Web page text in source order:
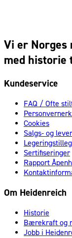
Vi er
med historie
Kundeservice
FAQ / Ofte
Cookies
Salgs- og
Sertifiseringer
Rapport
Om Heidenreich
Historie
Bærekraft og
Jobb i